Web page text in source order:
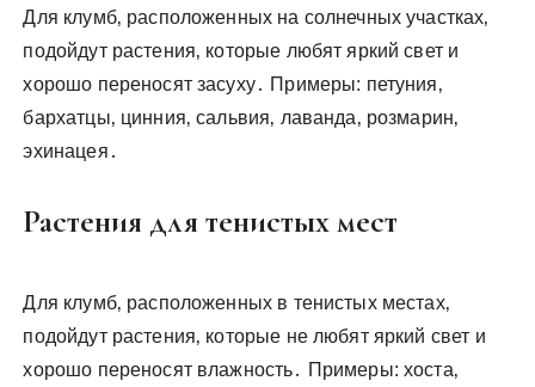
Для клумб‚ расположенных на солнечных участках‚
подойдут растения‚ которые любят яркий свет и
хорошо переносят засуху․ Примеры: петуния‚
бархатцы‚ цинния‚ сальвия‚ лаванда‚ розмарин‚
эхинацея․
Растения для тенистых мест
Для клумб‚ расположенных в тенистых местах‚
подойдут растения‚ которые не любят яркий свет и
хорошо переносят влажность․ Примеры: хоста‚